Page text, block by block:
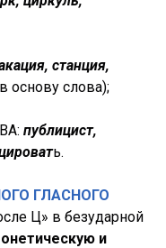
станция,
основу слова);
публицист,
ь.
ГЛАСНОГО
Ц» в безударной
и